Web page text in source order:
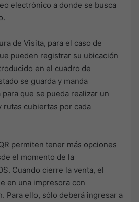
electrónico a donde se busca
de Visita, para el caso de
pueden registrar su ubicación
en el cuadro de
se guarda y manda
que se pueda realizar un
rutas cubiertas por cada
permiten tener más opciones
el momento de la
Cuando cierre la venta, el
en una impresora con
Para ello, sólo deberá ingresar a